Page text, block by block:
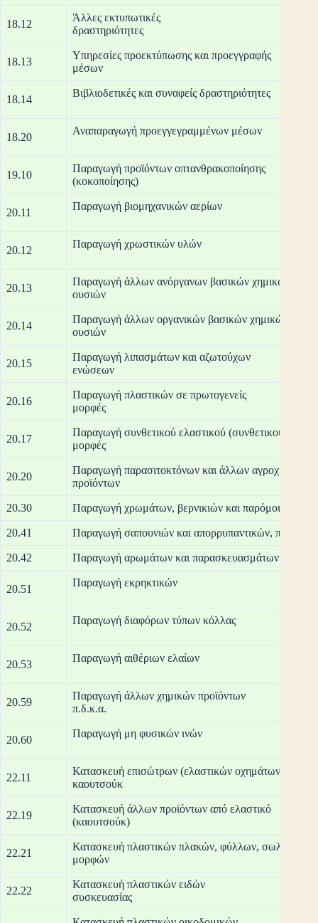
18.12
Άλλες εκτυπωτικές
18.13
Υπηρεσίες προεκτύπωσης και προεγγραφής
18.14
18.20
19.10
Παραγωγή προϊόντων οπτανθρακοποίησης
20.11
Παραγωγή βιομηχανικών αερίων
20.12
Παραγωγή χρωστικών υλών
20.13
Παραγωγή άλλων ανόργανων βασικών χημικών
20.14
Παραγωγή άλλων οργανικών βασικών χημικών
20.15
Παραγωγή λιπασμάτων και αζωτούχων
20.16
Παραγωγή πλαστικών σε πρωτογενείς
20.17
Παραγωγή συνθετικού ελαστικού (συνθετικού
20.20
Παραγωγή παρασιτοκτόνων και άλλων αγροχημικών
20.30 Παραγωγή χρωμάτων, βερνικιών και παρόμοιων
20.41 Παραγωγή σαπουνιών και απορρυπαντικών,
20.42 Παραγωγή αρωμάτων και παρασκευασμάτων
20.51
20.52
Παραγωγή
20.53
Παραγωγή
20.59
Παραγωγή άλλων χημικών προϊόντων
20.60
Παραγωγή μη φυσικών ινών
22.11
Κατασκευή επισώτρων (ελαστικών οχημάτων) και
22.19
Κατασκευή άλλων προϊόντων από ελαστικό
22.21
Κατασκευή πλαστικών πλακών, φύλλων, σωλήνων
22.22
Κατασκευή πλαστικών ειδών